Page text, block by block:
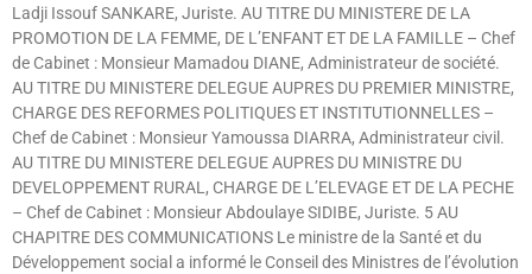
Ladji Issouf SANKARE, Juriste. AU TITRE DU MINISTERE DE LA
PROMOTION DE LA FEMME, DE L’ENFANT ET DE LA FAMILLE – Chef
de Cabinet : Monsieur Mamadou DIANE, Administrateur de société.
AU TITRE DU MINISTERE DELEGUE AUPRES DU PREMIER MINISTRE,
CHARGE DES REFORMES POLITIQUES ET INSTITUTIONNELLES –
Chef de Cabinet : Monsieur Yamoussa DIARRA, Administrateur civil.
AU TITRE DU MINISTERE DELEGUE AUPRES DU MINISTRE DU
DEVELOPPEMENT RURAL, CHARGE DE L’ELEVAGE ET DE LA PECHE
– Chef de Cabinet : Monsieur Abdoulaye SIDIBE, Juriste. 5 AU
CHAPITRE DES COMMUNICATIONS Le ministre de la Santé et du
Développement social a informé le Conseil des Ministres de l’évolution